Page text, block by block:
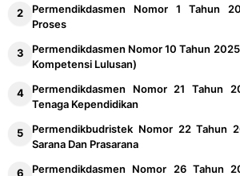
Permendikdasmen Nomor 1 Tahun
Proses
Permendikdasmen Nomor 10 Tahun
Kompetensi Lulusan)
Permendikdasmen Nomor 21 Tahun
Tenaga Kependidikan
Permendikbudristek Nomor 22 Tahun
Sarana Dan Prasarana
Permendikdasmen Nomor 26 Tahun